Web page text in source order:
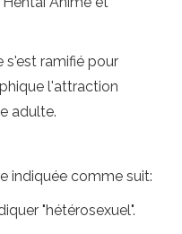
s'est ramifié pour
l'attraction
adulte.
indiquée comme suit:
"hétérosexuel".